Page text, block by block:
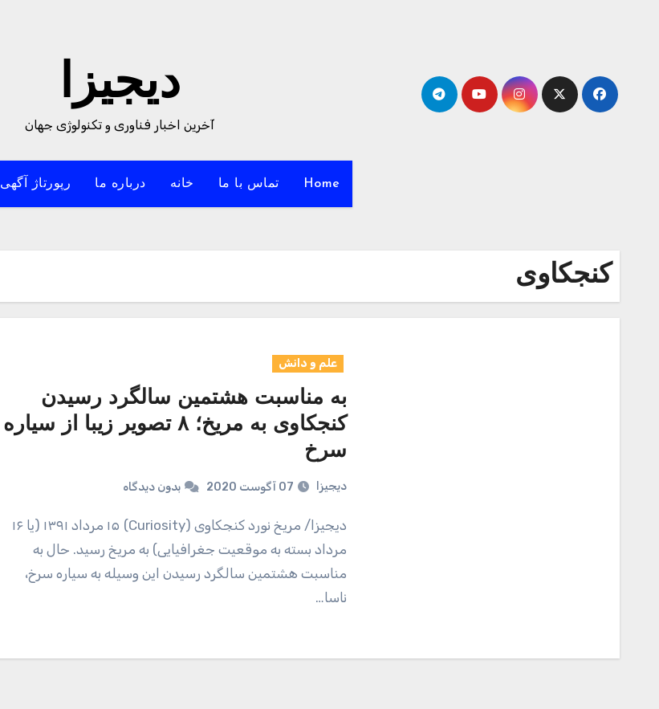
دیجیزا
آخرین اخبار فناوری و تکنولوژی جهان
Home تماس با ما خانه درباره ما رپورتاژ آگهی
کنجکاوی
علم و دانش
به مناسبت هشتمین سالگرد رسیدن
کنجکاوی به مریخ؛ ۸ تصویر زیبا از سیاره
سرخ
دیجیزا 07 آگوست 2020 بدون دیدگاه
دیجیزا/ مریخ نورد کنجکاوی (Curiosity) ۱۵ مرداد ۱۳۹۱ (یا ۱۶
مرداد بسته به موقعیت جغرافیایی) به مریخ رسید. حال به
مناسبت هشتمین سالگرد رسیدن این وسیله به سیاره سرخ،
ناسا…